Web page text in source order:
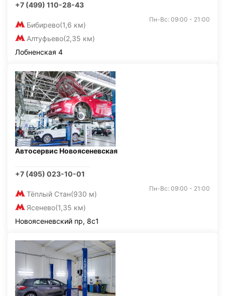
+7 (499) 110-28-43
Бибирево(1,6 км)
Алтуфьево(2,35 км)
Пн-Вс: 09:00 - 21:00
Лобненская 4
Автосервис Новоясеневская
+7 (495) 023-10-01
Тёплый Стан(930 м)
Ясенево(1,35 км)
Пн-Вс: 09:00 - 21:00
Новоясеневский пр, 8с1